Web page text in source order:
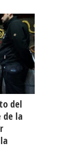
del
de la